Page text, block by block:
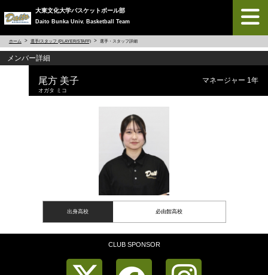
大東文化大学バスケットボール部
Daito Bunka Univ. Basketball Team
ホーム 選手/スタッフ (PLAYER/STAFF) 選手・スタッフ詳細
メンバー詳細
尾方 美子
オガタ ミコ
マネージャー 1年
出身高校 必由館高校
CLUB SPONSOR